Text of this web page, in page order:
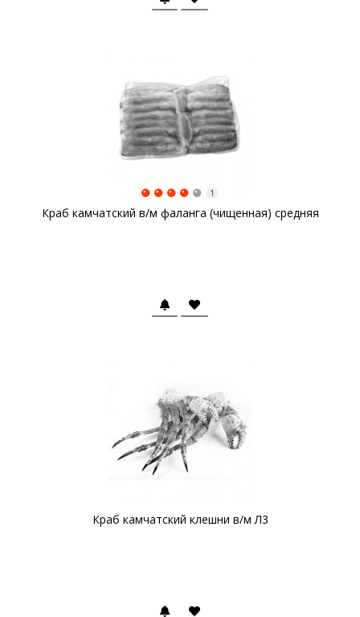
Краб камчатский в/м фаланга (чищенная) средняя
1
Краб камчатский клешни в/м Л3